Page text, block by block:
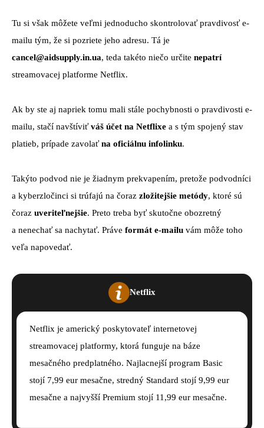
Tu si však môžete veľmi jednoducho skontrolovať pravdivosť e-
mailu tým, že si pozriete jeho adresu. Tá je
cancel@aidsupply.in.ua, teda takéto niečo určite nepatrí
streamovacej platforme Netflix.
Ak by ste aj napriek tomu mali stále pochybnosti o pravdivosti e-
mailu, stačí navštíviť váš účet na Netflixe a s tým spojený stav
platieb, prípade zavolať na oficiálnu infolinku.
Takýto podvod nie je žiadnym prekvapením, pretože podvodníci
a kyberzločinci si trúfajú na čoraz zložitejšie metódy, ktoré sú
čoraz uveriteľnejšie. Preto treba byť skutočne obozretný
a nenechať sa nachytať. Práve formát e-mailu vám môže toho
veľa napovedať.
Netflix
Netflix je americký poskytovateľ internetovej
streamovacej platformy, ktorá funguje na báze
mesačného predplatného. Najlacnejší program Basic
stojí 7,99 eur mesačne, stredný Standard stojí 9,99 eur
mesačne a najvyšší Premium stojí 11,99 eur mesačne.